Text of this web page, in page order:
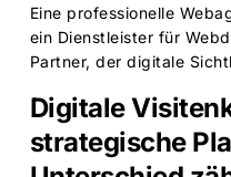
Eine professionelle
ein Dienstleister für
Partner, der digitale
Digitale
strategische